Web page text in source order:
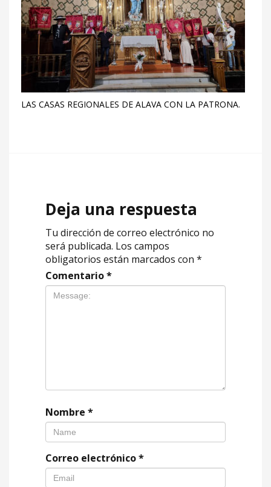
LAS CASAS REGIONALES DE ALAVA CON LA PATRONA.
Deja una respuesta
Tu dirección de correo electrónico no
será publicada. Los campos
obligatorios están marcados con *
Comentario*
Nombre *
Correo electrónico*